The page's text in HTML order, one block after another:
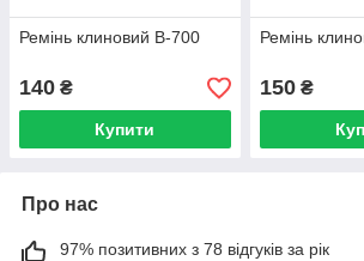
Ремінь клиновий В-700
140 ₴
Купити
Ремінь
150₴
Про нас
97% позитивних з 78 відгуків за рік